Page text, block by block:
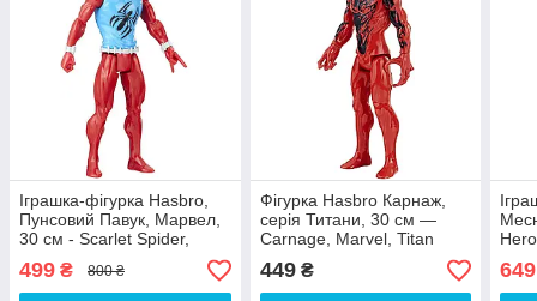
Іграшка-фігурка Hasbro,
Пунсовий Павук, Марвел,
30 см - Scarlet Spider,
Marvel, Titan Hero Series
499 ₴ 800 ₴
Фігурка Hasbro Карнаж,
серія Титани, 30 см —
Carnage, Marvel, Titan
Hero Series
449₴ 649